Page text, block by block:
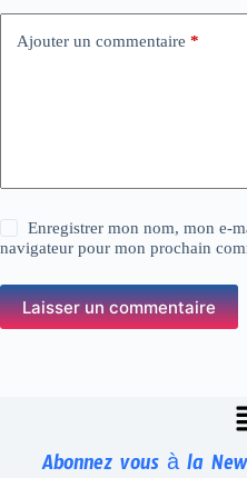
Ajouter un commentaire *
Enregistrer mon nom, mon e-
navigateur pour mon prochain
Laisser un commentaire
Abonnez vous à la